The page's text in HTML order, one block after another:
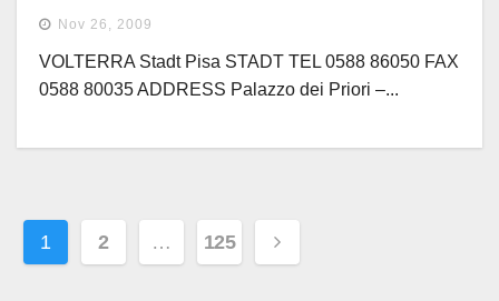
Nov 26, 2009
VOLTERRA Stadt Pisa STADT TEL 0588 86050 FAX
0588 80035 ADDRESS Palazzo dei Priori –...
Paginazione
degli
1 2 … 125